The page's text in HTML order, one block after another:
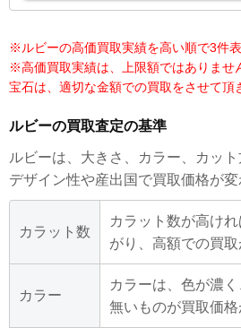
※ルビーの高価買取実績を高い順で3件表
※高価買取実績は、上限額ではありませ
宝石は、適切な金額での買取をさせて頂
ルビーの買取査定の基準
ルビーは、大きさ、カラー、カット
デザイン性や産出国で買取価格が変
カラット数
カラット数が高け
がり、高額での買取
カラー
カラーは、色が濃
無いものが買取価格